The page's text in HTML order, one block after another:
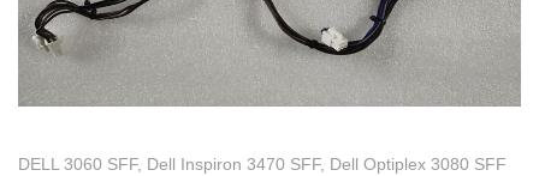
DELL 3060 SFF, Dell Inspiron 3470 SFF, Dell Optiplex 3080 SFF